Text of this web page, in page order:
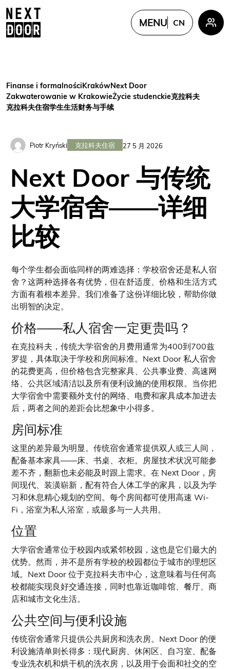
MENU CN
UKR
Finanse i formalności KrakówNext Door
Zakwaterowanie w KrakowieŻycie studenckie克拉科夫
克拉科夫住宿学生生活财务与手续
Piotr Kryński 克拉科夫住宿 27 5 月 2026
Next Door 与传统
大学宿舍——详细
比较
每个学生都会面临同样的两难选择：学校宿舍还是私人宿
舍？这两种选择各有优势，但在舒适度、价格和生活方式
方面有着根本差异。我们准备了这份详细比较，帮助你做
出明智的决定。
价格——私人宿舍一定更贵吗？
在克拉科夫，传统大学宿舍的月费用通常为400到700兹
罗提，具体取决于学校和房间标准。Next Door 私人宿舍
的花费更高，但价格包含完整家具、公共事业费、高速网
络、公共区域清洁以及所有便利设施的使用权限。当你把
大学宿舍中需要额外支付的网络、电费和家具成本加进去
后，两者之间的差距会比想象中小得多。
房间标准
这里的差异最为明显。传统宿舍通常提供双人或三人间，
配备基本家具——床、书桌、衣柜。房屋技术状况可能参
差不齐，翻新也未必能及时跟上需求。在 Next Door，房
间现代、装潢崭新，配有符合人体工学的家具，以及为学
习和休息精心规划的空间。每个房间都可使用高速 Wi-
Fi，浴室为私人浴室，或最多与一人共用。
位置
大学宿舍通常位于校园内或紧邻校园，这也是它们最大的
优势。然而，并不是所有学校的校园都位于城市的理想区
域。Next Door 位于克拉科夫市中心，这意味着与任何高
校都能实现良好交通连接，同时也靠近咖啡馆、餐厅、商
店和城市文化生活。
公共空间与便利设施
传统宿舍通常只提供公共厨房和洗衣房。Next Door 的便
利设施清单则长得多：现代厨房、休闲区、自习室、配备
专业洗衣机和烘干机的洗衣房，以及用于会面和社交的空